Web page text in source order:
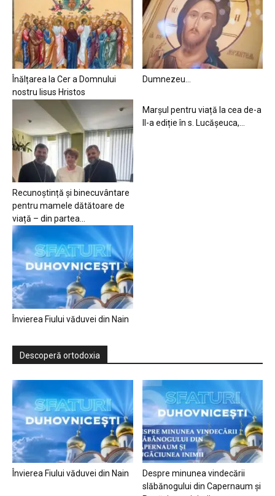
Înălțarea la Cer a Domnului
nostru Iisus Hristos
Dumnezeu…
Recunoștință și binecuvântare
pentru mamele dătătoare de
viață – din partea...
Marșul pentru viață la cea de-a
II-a ediție în s. Lucășeuca,...
Învierea Fiului văduvei din Nain
Descoperă ortodoxia
Învierea Fiului văduvei din Nain
Despre minunea vindecării
slăbănogului din Capernaum și